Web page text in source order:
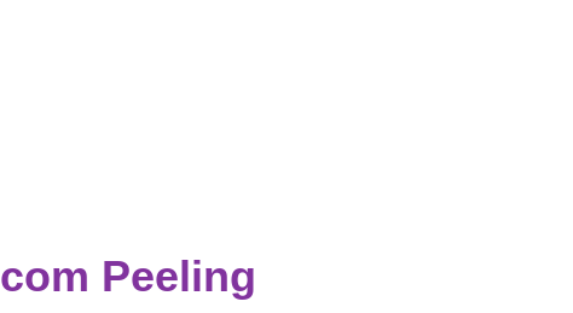
Peeling